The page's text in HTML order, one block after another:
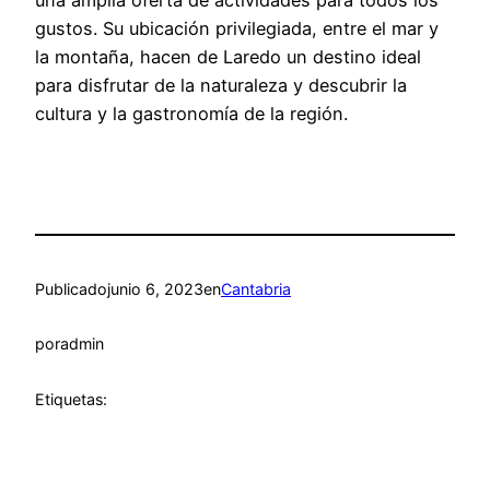
gustos. Su ubicación privilegiada, entre el mar y
la montaña, hacen de Laredo un destino ideal
para disfrutar de la naturaleza y descubrir la
cultura y la gastronomía de la región.
Publicadojunio 6, 2023enCantabria
poradmin
Etiquetas: